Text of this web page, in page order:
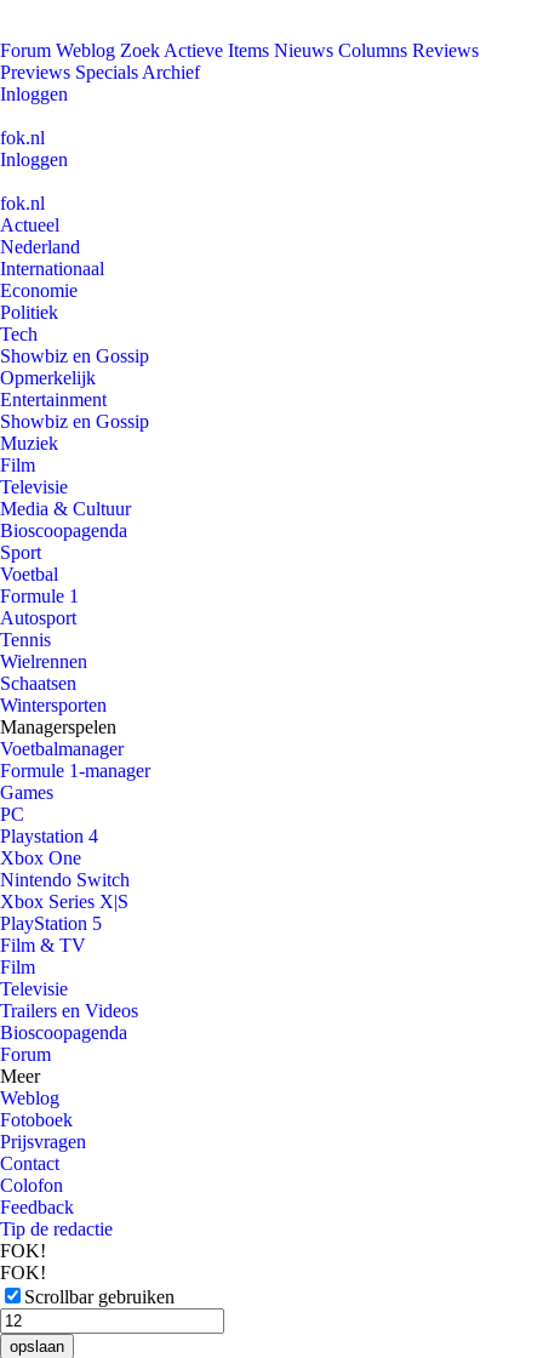
Forum Weblog Zoek Actieve Items Nieuws Columns Reviews
Previews Specials Archief
Inloggen
fok.nl
Inloggen
fok.nl
Actueel
Nederland
Internationaal
Economie
Politiek
Tech
Showbiz en Gossip
Opmerkelijk
Entertainment
Showbiz en Gossip
Muziek
Film
Televisie
Media & Cultuur
Bioscoopagenda
Sport
Voetbal
Formule 1
Autosport
Tennis
Wielrennen
Schaatsen
Wintersporten
Managerspelen
Voetbalmanager
Formule 1-manager
Games
PC
Playstation 4
Xbox One
Nintendo Switch
Xbox Series X|S
PlayStation 5
Film & TV
Film
Televisie
Trailers en Videos
Bioscoopagenda
Forum
Meer
Weblog
Fotoboek
Prijsvragen
Contact
Colofon
Feedback
Tip de redactie
FOK!
FOK!
Scrollbar gebruiken
opslaan